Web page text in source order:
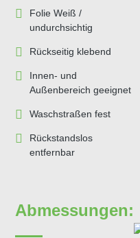
Folie Weiß /
undurchsichtig
Rückseitig klebend
Innen- und
Außenbereich geeignet
Waschstraßen fest
Rückstandslos
entfernbar
Abmessungen: